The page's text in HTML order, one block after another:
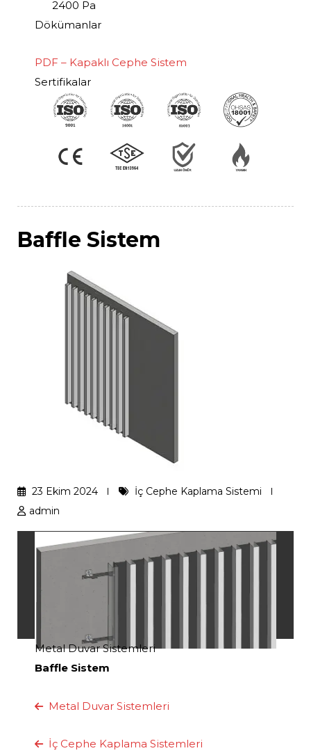
2400 Pa
Dökümanlar
PDF – Kapaklı Cephe Sistem
Sertifikalar
Baffle Sistem
23 Ekim 2024
İç Cephe Kaplama Sistemi
admin
Metal Duvar Sistemleri
Baffle Sistem
Metal Duvar Sistemleri
İç Cephe Kaplama Sistemleri